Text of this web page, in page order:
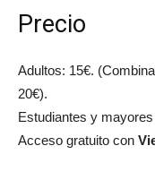
Precio
Adultos: 15€.
20€).
Estudiantes y
Acceso gratuito con